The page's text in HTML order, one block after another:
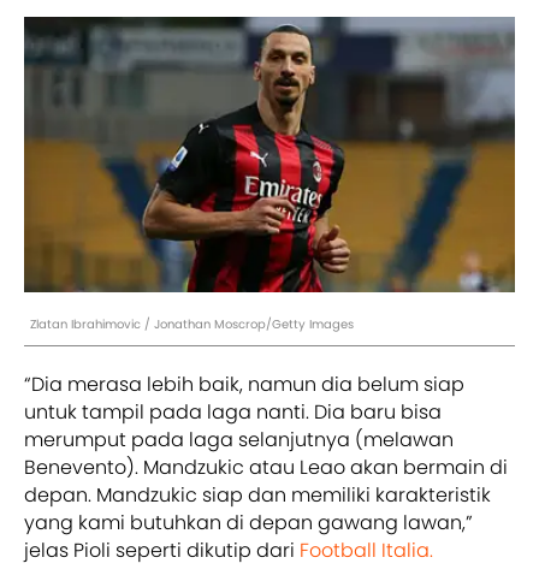
Zlatan Ibrahimovic / Jonathan Moscrop/Getty Images
“Dia merasa lebih baik, namun dia belum siap
untuk tampil pada laga nanti. Dia baru bisa
merumput pada laga selanjutnya (melawan
Benevento). Mandzukic atau Leao akan bermain di
depan. Mandzukic siap dan memiliki karakteristik
yang kami butuhkan di depan gawang lawan,”
jelas Pioli seperti dikutip dari Football Italia.